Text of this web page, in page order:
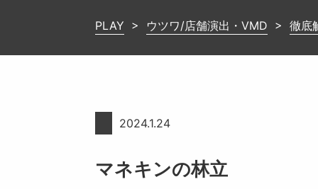
PLAY > ウツワ/店舗演出・VMD >徹底
2024.1.24
マネキンの林立